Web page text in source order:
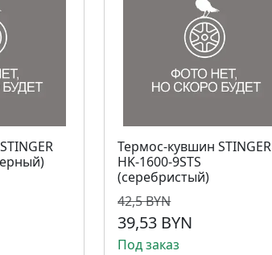
Термос-кувшин STINGER
HK-1600-9STS
(серебристый)
42,5 BYN
39,53 BYN
Под заказ